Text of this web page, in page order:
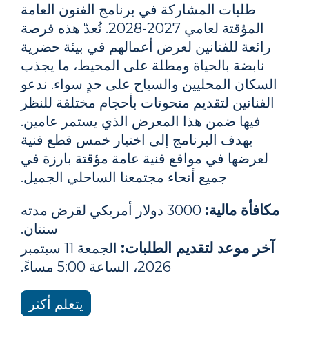
طلبات المشاركة في برنامج الفنون العامة
المؤقتة لعامي 2027-2028. تُعدّ هذه فرصة
رائعة للفنانين لعرض أعمالهم في بيئة حضرية
نابضة بالحياة ومطلة على المحيط، ما يجذب
السكان المحليين والسياح على حدٍ سواء. ندعو
الفنانين لتقديم منحوتات بأحجام مختلفة للنظر
فيها ضمن هذا المعرض الذي يستمر عامين.
يهدف البرنامج إلى اختيار خمس قطع فنية
لعرضها في مواقع فنية عامة مؤقتة بارزة في
جميع أنحاء مجتمعنا الساحلي الجميل.
مكافأة مالية:
3000 دولار أمريكي لقرض مدته
سنتان.
آخر موعد لتقديم الطلبات:
الجمعة 11 سبتمبر
2026، الساعة 5:00 مساءً.
يتعلم أكثر